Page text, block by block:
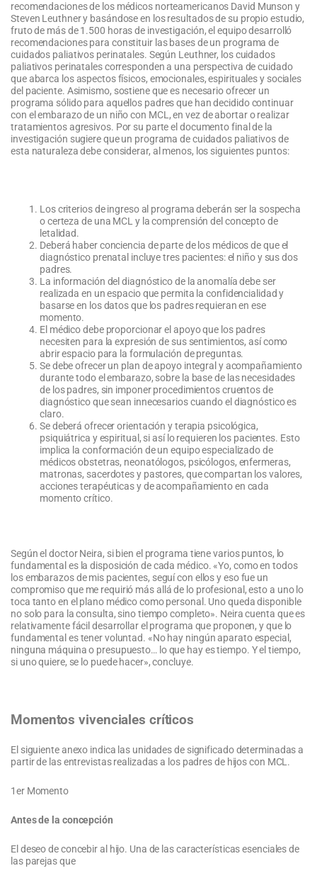
recomendaciones de los médicos norteamericanos David Munson y
Steven Leuthner y basándose en los resultados de su propio estudio,
fruto de más de 1.500 horas de investigación, el equipo desarrolló
recomendaciones para constituir las bases de un programa de
cuidados paliativos perinatales. Según Leuthner, los cuidados
paliativos perinatales corresponden a una perspectiva de cuidado
que abarca los aspectos físicos, emocionales, espirituales y sociales
del paciente. Asimismo, sostiene que es necesario ofrecer un
programa sólido para aquellos padres que han decidido continuar
con el embarazo de un niño con MCL, en vez de abortar o realizar
tratamientos agresivos. Por su parte el documento final de la
investigación sugiere que un programa de cuidados paliativos de
esta naturaleza debe considerar, al menos, los siguientes puntos:
Los criterios de ingreso al programa deberán ser la sospecha
o certeza de una MCL y la comprensión del concepto de
letalidad.
Deberá haber conciencia de parte de los médicos de que el
diagnóstico prenatal incluye tres pacientes: el niño y sus dos
padres.
La información del diagnóstico de la anomalía debe ser
realizada en un espacio que permita la confidencialidad y
basarse en los datos que los padres requieran en ese
momento.
El médico debe proporcionar el apoyo que los padres
necesiten para la expresión de sus sentimientos, así como
abrir espacio para la formulación de preguntas.
Se debe ofrecer un plan de apoyo integral y acompañamiento
durante todo el embarazo, sobre la base de las necesidades
de los padres, sin imponer procedimientos cruentos de
diagnóstico que sean innecesarios cuando el diagnóstico es
claro.
Se deberá ofrecer orientación y terapia psicológica,
psiquiátrica y espiritual, si así lo requieren los pacientes. Esto
implica la conformación de un equipo especializado de
médicos obstetras, neonatólogos, psicólogos, enfermeras,
matronas, sacerdotes y pastores, que compartan los valores,
acciones terapéuticas y de acompañamiento en cada
momento crítico.
Según el doctor Neira, si bien el programa tiene varios puntos, lo
fundamental es la disposición de cada médico. «Yo, como en todos
los embarazos de mis pacientes, seguí con ellos y eso fue un
compromiso que me requirió más allá de lo profesional, esto a uno lo
toca tanto en el plano médico como personal. Uno queda disponible
no solo para la consulta, sino tiempo completo». Neira cuenta que es
relativamente fácil desarrollar el programa que proponen, y que lo
fundamental es tener voluntad. «No hay ningún aparato especial,
ninguna máquina o presupuesto… lo que hay es tiempo. Y el tiempo,
si uno quiere, se lo puede hacer», concluye.
Momentos vivenciales críticos
El siguiente anexo indica las unidades de significado determinadas a
partir de las entrevistas realizadas a los padres de hijos con MCL.
1er Momento
Antes de la concepción
El deseo de concebir al hijo. Una de las características esenciales de
las parejas que